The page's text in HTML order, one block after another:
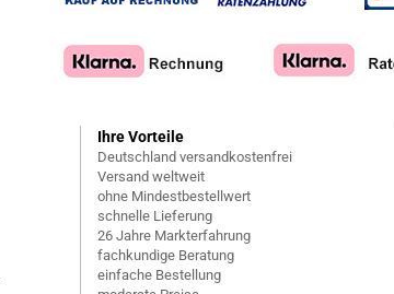
Ihre Vorteile
Deutschland versandkostenfrei
Versand weltweit
ohne Mindestbestellwert
schnelle Lieferung
26 Jahre Markterfahrung
fachkundige Beratung
einfache Bestellung